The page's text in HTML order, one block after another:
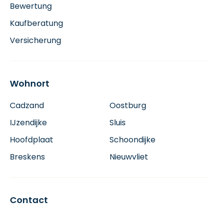
Bewertung
Kaufberatung
Versicherung
Wohnort
Cadzand
Oostburg
IJzendijke
Sluis
Hoofdplaat
Schoondijke
Breskens
Nieuwvliet
Contact